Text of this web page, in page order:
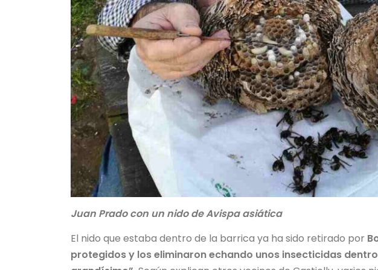
Juan Prado con un nido de Avispa asiática
El nido que estaba dentro de la barrica ya ha sido retirado por
protegidos y los eliminaron echando unos insecticidas